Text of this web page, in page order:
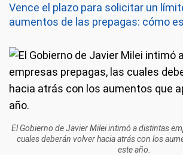
Vence el plazo para solicitar un
aumentos de las prepagas: cómo
El Gobierno de Javier Milei intimó a distintas
cuales deberán volver hacia atrás con los
este año.